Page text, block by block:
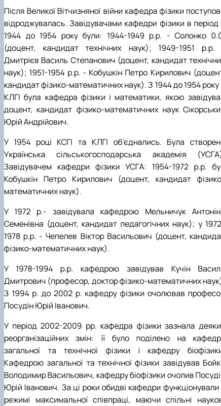
Після Великої Вітчизняної війни кафедра фізики
відроджувалась. Завідувачами кафедри фізики в період
1944 до 1954 року були: 1944-1949 р.р. - Солонко
(доцент, кандидат технічних наук); 1949-1951
Дмитрієв Василь Степанович (доцент, кандидат
наук); 1951-1954 р.р. - Кобушкін Петро Кирилович
кандидат фізико-математичних наук). З 1944 до 1954 року
КЛГІ була кафедра фізики і математики, якою
доцент, кандидат фізико-математичних наук
Юрій Андрійович.
У 1954 році КСГІ та КЛГІ об'єднались. Була
Українська сільськогосподарська академія
Завідувачем кафедри фізики УСГА: 1954-1972 р.р.
Кобушкін Петро Кирилович (доцент, кандидат
математичних наук).
У 1972 р.- завідувала кафедрою Мельничук
Семенівна (доцент, кандидат педагогічних наук); у
1978 р.р. - Чепелев Віктор Васильович (доцент,
фізико-математичних наук).
У 1978-1994 р.р. кафедрою завідував Кучін
Дмитрович (професор, доктор фізико-математичних
З 1994 р. до 2002 р. кафедру фізики очолював
Посудін Юрій Іванович.
У період 2002-2009 рр. кафедра фізики зазнала
реорганізаційних змін: її було поділено на
загальної та технічної фізики і кафедру
Кафедрою загальної та технічної фізики завідував
Володимир Васильович, кафедру біофізики очолив
Юрій Іванович. За ці роки обидві кафедри функціонували
режимі максимальної співпраці, маючи спільні